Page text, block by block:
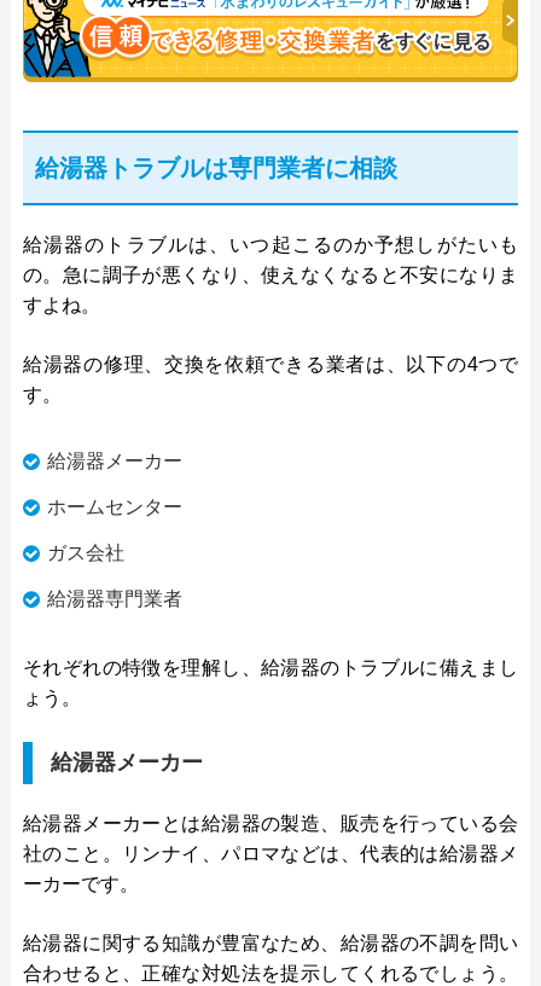
給湯器トラブルは専門業者に相談
給湯器のトラブルは、いつ起こるのか予想しがたいも
の。急に調子が悪くなり、使えなくなると不安になりま
すよね。
給湯器の修理、交換を依頼できる業者は、以下の4つで
す。
給湯器メーカー
ホームセンター
ガス会社
給湯器専門業者
それぞれの特徴を理解し、給湯器のトラブルに備えまし
ょう。
給湯器メーカー
給湯器メーカーとは給湯器の製造、販売を行っている会
社のこと。リンナイ、パロマなどは、代表的は給湯器メ
ーカーです。
給湯器に関する知識が豊富なため、給湯器の不調を問い
合わせると、正確な対処法を提示してくれるでしょう。